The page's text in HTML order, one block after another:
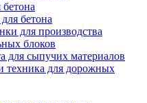
бетона
бетона
для производства
блоков
для сыпучих материалов
техника для дорожных